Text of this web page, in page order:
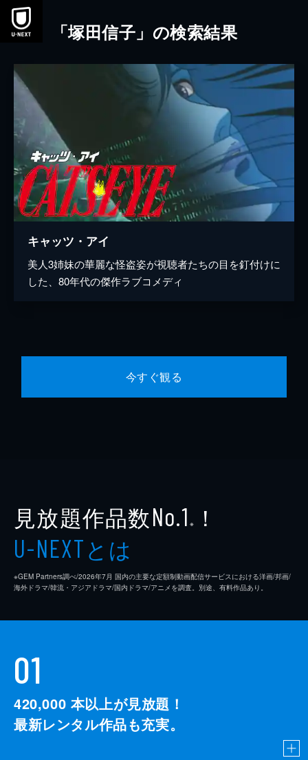
本文へスキップ
「塚田信子」の検索結果
キャッツ・アイ
美人3姉妹の華麗な怪盗姿が視聴者たちの目を釘付けに
した、80年代の傑作ラブコメディ
今すぐ観る
見放題作品数No.1 ※ ！
U-NEXTとは
※GEM Partners調べ/2026年7⽉ 国内の主要な定額制動画配信サービスにおける洋画/邦画/
海外ドラマ/韓流・アジアドラマ/国内ドラマ/アニメを調査。別途、有料作品あり。
01
420,000 本以上が見放題！
最新レンタル作品も充実。